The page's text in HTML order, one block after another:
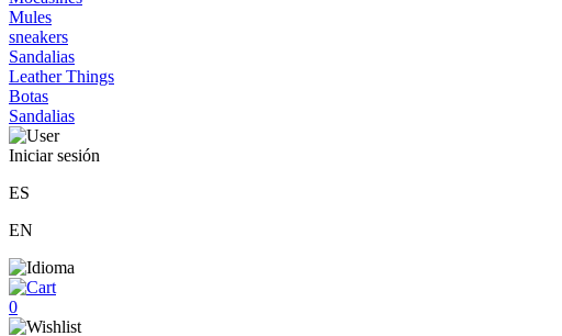
Mules
sneakers
Sandalias
Leather Things
Botas
Sandalias
Iniciar sesión
ES
EN
0